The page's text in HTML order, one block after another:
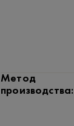
Метод
производства: